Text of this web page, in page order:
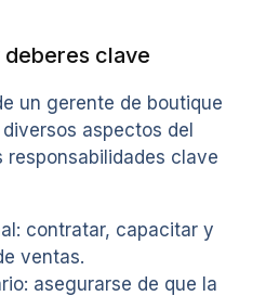
deberes clave
un gerente de boutique
aspectos del
responsabilidades clave
contratar, capacitar y
ventas.
asegurarse de que la